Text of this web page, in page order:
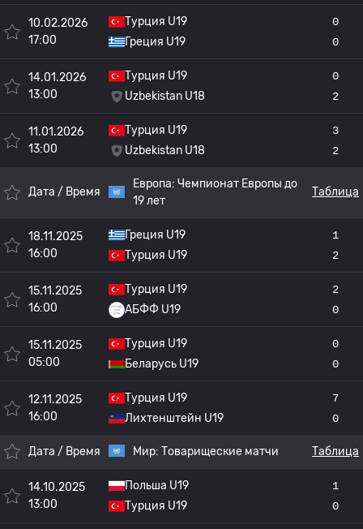
10.02.2026
17:00
Турция U19
Греция U19
0
0
14.01.2026
13:00
Турция U19
Uzbekistan U18
0
2
11.01.2026
13:00
Турция U19
Uzbekistan U18
3
2
Дата / Время
Европа: Чемпионат Европы до
19 лет
Таблица
18.11.2025
16:00
Греция U19
Турция U19
1
2
15.11.2025
16:00
Турция U19
АБФФ U19
2
0
15.11.2025
05:00
Турция U19
Беларусь U19
0
0
12.11.2025
16:00
Турция U19
Лихтенштейн U19
7
0
Дата / Время Мир: Товарищеские матчи Таблица
14.10.2025
13:00
Польша U19
Турция U19
1
0